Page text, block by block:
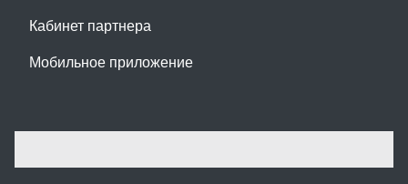
Кабинет партнера
Мобильное приложение